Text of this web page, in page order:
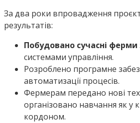
За два роки впровадження
результатів:
Побудовано сучасні ферми
системами управління.
Розроблено програмне
автоматизації процесів.
Фермерам передано нові
організовано навчання як у
кордоном.